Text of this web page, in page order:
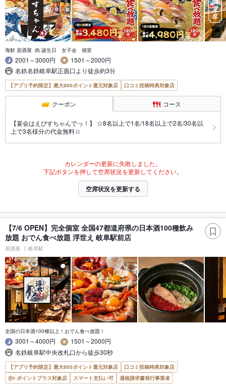
海鮮 居酒屋 肉 誕生日 女子会 個室
2001～3000円
1501～2000円
名鉄名鉄岐阜駅正面口より徒歩約3分
【アプリ予約限定】最大800ポイント還元対象店 口コミ投稿特典対象店
クーポン コース
【宴会はえびすちゃんでっ！】 ☆8名以上で1名/18名以上で2名/30名以
上で3名様分の代金無料☆
カレンダーの更新に失敗しました。
下記ボタンを押して空席状況を更新してください。
空席状況を更新する
【7/6 OPEN】完全個室 全国47都道府県の日本酒100種飲み
放題 おでん食べ放題 浮世え 岐阜駅前店
居酒屋 岐阜駅
全国の日本酒100種以上！おでん食べ放題！
3001～4000円
1501～2000円
名鉄岐阜駅中央改札口から徒歩30秒
【アプリ予約限定】最大800ポイント還元対象店
口コミ投稿特典対象店
ポイントプラス対象店
スマート支払い可 適格請求書発行事業者